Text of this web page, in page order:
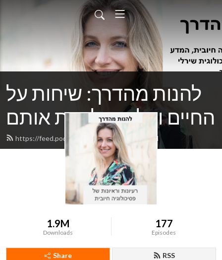
להנות מהדרך: שיחות על
החיים ועל איך לחיות אותם
https://feed.podbean.com/shirleyyair/feed.xml
1.9M
Downloads
177
Episodes
Share RSS